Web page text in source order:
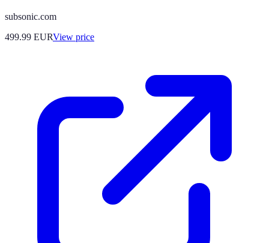
subsonic.com
499.99 EURView price